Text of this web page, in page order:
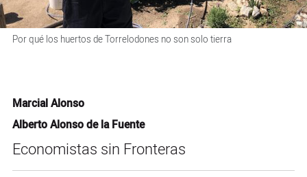
Por qué los huertos de Torrelodones no son solo tierra
Marcial Alonso
Alberto Alonso de la Fuente
Economistas sin Fronteras